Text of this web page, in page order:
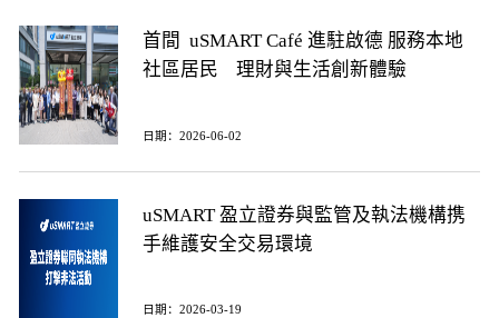
首間 uSMART Café 進駐啟德 服務本地
社區居民 理財與生活創新體驗
日期：2026-06-02
uSMART 盈立證券與監管及執法機構携
手維護安全交易環境
日期：2026-03-19